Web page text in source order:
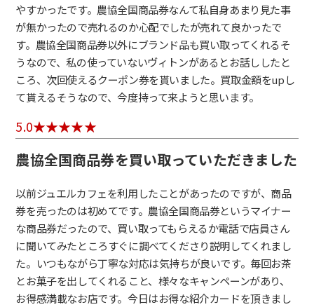
やすかったです。農協全国商品券なんて私自身あまり見た事
が無かったので売れるのか心配でしたが売れて良かったで
す。農協全国商品券以外にブランド品も買い取ってくれるそ
うなので、私の使っていないヴィトンがあるとお話ししたと
ころ、次回使えるクーポン券を貰いました。買取金額をupし
て貰えるそうなので、今度持って来ようと思います。
5.0
農協全国商品券を買い取っていただきました
以前ジュエルカフェを利用したことがあったのですが、商品
券を売ったのは初めてです。農協全国商品券というマイナー
な商品券だったので、買い取ってもらえるか電話で店員さん
に聞いてみたところすぐに調べてくださり説明してくれまし
た。いつもながら丁寧な対応は気持ちが良いです。毎回お茶
とお菓子を出してくれること、様々なキャンペーンがあり、
お得感満載なお店です。今日はお得な紹介カードを頂きまし